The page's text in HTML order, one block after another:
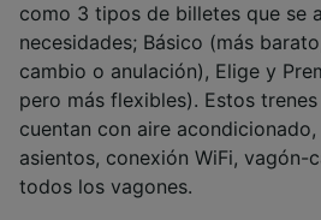
como 3 tipos de billetes que se
necesidades; Básico (más
cambio o anulación), Elige y
pero más flexibles). Estos
cuentan con aire
asientos, conexión WiFi, vagón-
todos los vagones.